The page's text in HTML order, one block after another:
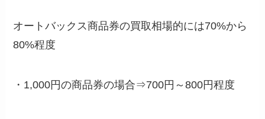
オートバックス商品券の買取相場的には70%から
80%程度
・1,000円の商品券の場合⇒700円～800円程度